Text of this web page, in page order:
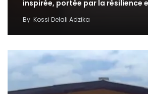
inspirée, portée par la résilience
By Kossi Delali Adzika